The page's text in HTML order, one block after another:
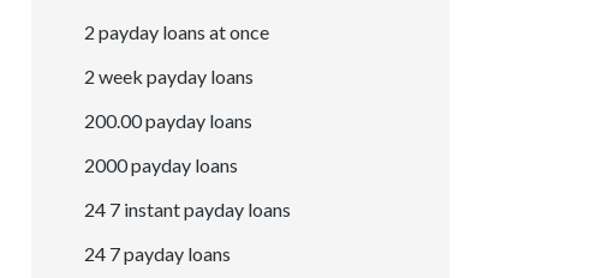
2 payday loans at once
2 week payday loans
200.00 payday loans
2000 payday loans
24 7 instant payday loans
24 7 payday loans